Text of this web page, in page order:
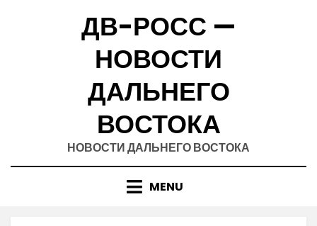
ДВ-РОСС —
НОВОСТИ
ДАЛЬНЕГО
ВОСТОКА
НОВОСТИ ДАЛЬНЕГО ВОСТОКА
MENU